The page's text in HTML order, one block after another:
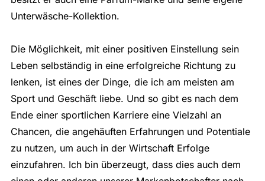
Unterwäsche-Kollektion.
Die Möglichkeit, mit einer positiven Einstellung sein
Leben selbständig in eine erfolgreiche Richtung zu
lenken, ist eines der Dinge, die ich am meisten am
Sport und Geschäft liebe. Und so gibt es nach dem
Ende einer sportlichen Karriere eine Vielzahl an
Chancen, die angehäuften Erfahrungen und Potentiale
zu nutzen, um auch in der Wirtschaft Erfolge
einzufahren. Ich bin überzeugt, dass dies auch dem